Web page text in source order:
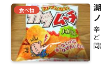
食べ物